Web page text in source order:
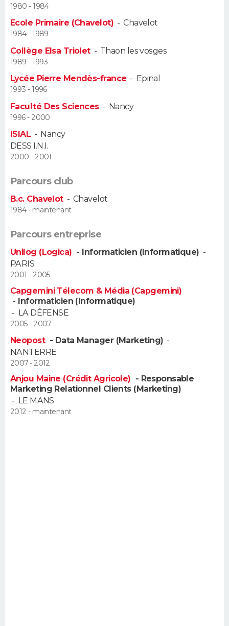
Alimentation
Guide de la santé
Maladies
Médicaments
Sommeil
VOYAGE
PHOTO
CARTE DE VOEUX
Carte de Noël
Carte Bonne année
Carte Saint-Valentin
Carte Pâques
Carte d'anniversaire
DICTIONNAIRE
S'inscrire
Se connecter
Lycées
Collèges
Primaires
Universités
Entreprises
Service militaire
Avis de recherche
AVIS DE DÉCÈS
FORUM
Bricolage
Lifestyle
Culture
Sport
Auto
Television
Voyage
Cinema
1980 - 1984
Ecole Primaire (Chavelot) -Chavelot
1984 - 1989
Collège Elsa Triolet- Thaon les vosges
1989 - 1993
Lycée Pierre Mendès-france - Epinal
1993 - 1996
Faculté Des Sciences- Nancy
1996 - 2000
ISIAL - Nancy
DESS I.N.I.
2000 - 2001
Parcours club
B.c. Chavelot- Chavelot
1984 - maintenant
Parcours entreprise
Unilog (Logica) - Informaticien (Informatique) -
PARIS
2001 - 2005
Capgemini Télecom & Média (Capgemini)
- Informaticien (Informatique)
- LA DÉFENSE
2005 - 2007
Neopost - Data Manager (Marketing) -
NANTERRE
2007 - 2012
Anjou Maine (Crédit Agricole) - Responsable
Marketing Relationnel Clients (Marketing)
- LE MANS
2012 - maintenant